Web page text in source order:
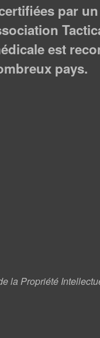
par
est
pays.
la Propriété